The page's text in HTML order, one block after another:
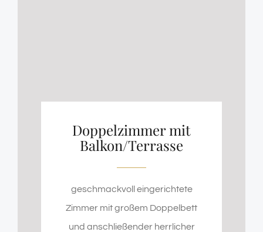
Doppelzimmer mit
Balkon/Terrasse
geschmackvoll eingerichtete
Zimmer mit großem Doppelbett
und anschließender herrlicher